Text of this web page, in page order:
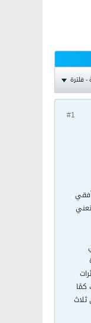
- فلترة
#1
كمًا
ثلاث